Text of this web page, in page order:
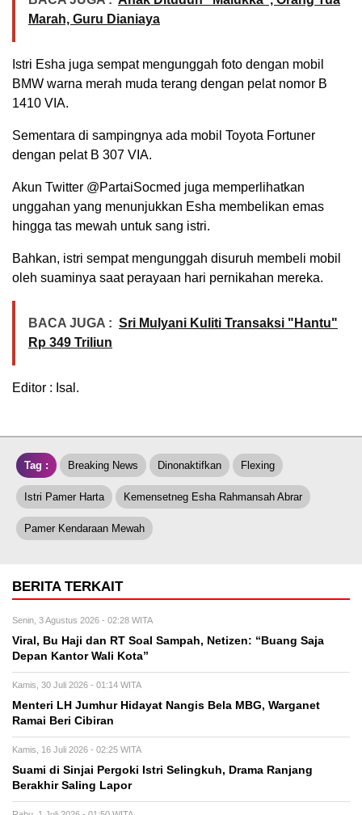
Marah, Guru Dianiaya
Istri Esha juga sempat mengunggah foto dengan mobil
BMW warna merah muda terang dengan pelat nomor B
1410 VIA.
Sementara di sampingnya ada mobil Toyota Fortuner
dengan pelat B 307 VIA.
Akun Twitter @PartaiSocmed juga memperlihatkan
unggahan yang menunjukkan Esha membelikan emas
hingga tas mewah untuk sang istri.
Bahkan, istri sempat mengunggah disuruh membeli mobil
oleh suaminya saat perayaan hari pernikahan mereka.
BACA JUGA : Sri Mulyani Kuliti Transaksi "Hantu"
Rp 349 Triliun
Editor : Isal.
Tag : Breaking News Dinonaktifkan Flexing
Istri Pamer Harta Kemensetneg Esha Rahmansah Abrar
Pamer Kendaraan Mewah
BERITA TERKAIT
Senin, 3 Agustus 2026 - 02:28 WITA
Viral, Bu Haji dan RT Soal Sampah, Netizen: “Buang Saja
Depan Kantor Wali Kota”
Kamis, 30 Juli 2026 - 01:14 WITA
Menteri LH Jumhur Hidayat Nangis Bela MBG, Warganet
Ramai Beri Cibiran
Kamis, 16 Juli 2026 - 02:25 WITA
Suami di Sinjai Pergoki Istri Selingkuh, Drama Ranjang
Berakhir Saling Lapor